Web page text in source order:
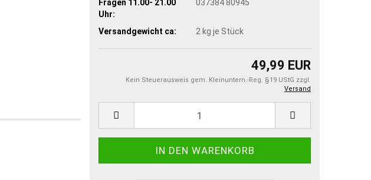
Fragen 11.00- 21.00
Uhr:
037384 80945
Versandgewicht ca: 2 kg je Stück
49,99 EUR
Kein Steuerausweis gem. Kleinuntern.-Reg. §19 UStG zzgl.
Versand